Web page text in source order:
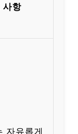
사항
자유롭게